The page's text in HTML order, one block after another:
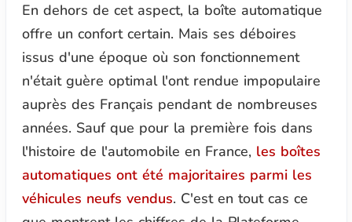
En dehors de cet aspect, la boîte automatique
offre un confort certain. Mais ses déboires
issus d'une époque où son fonctionnement
n'était guère optimal l'ont rendue impopulaire
auprès des Français pendant de nombreuses
années. Sauf que pour la première fois dans
l'histoire de l'automobile en France, les boîtes
automatiques ont été majoritaires parmi les
véhicules neufs vendus. C'est en tout cas ce